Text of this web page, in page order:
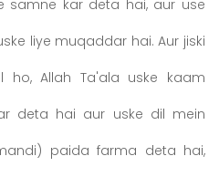
samne kar deta hai, aur use
liye muqaddar hai. Aur jiski
ho, Allah Ta'ala uske kaam
deta hai aur uske dil mein
paida farma deta hai,